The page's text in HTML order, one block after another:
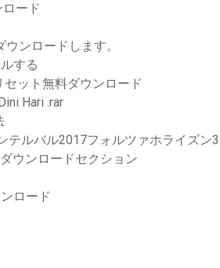
ード
ンロードします。
する
ット無料ダウンロード
Hari .rar
テルバル2017フォルツァホライズン3
ウンロードセクション
ロード